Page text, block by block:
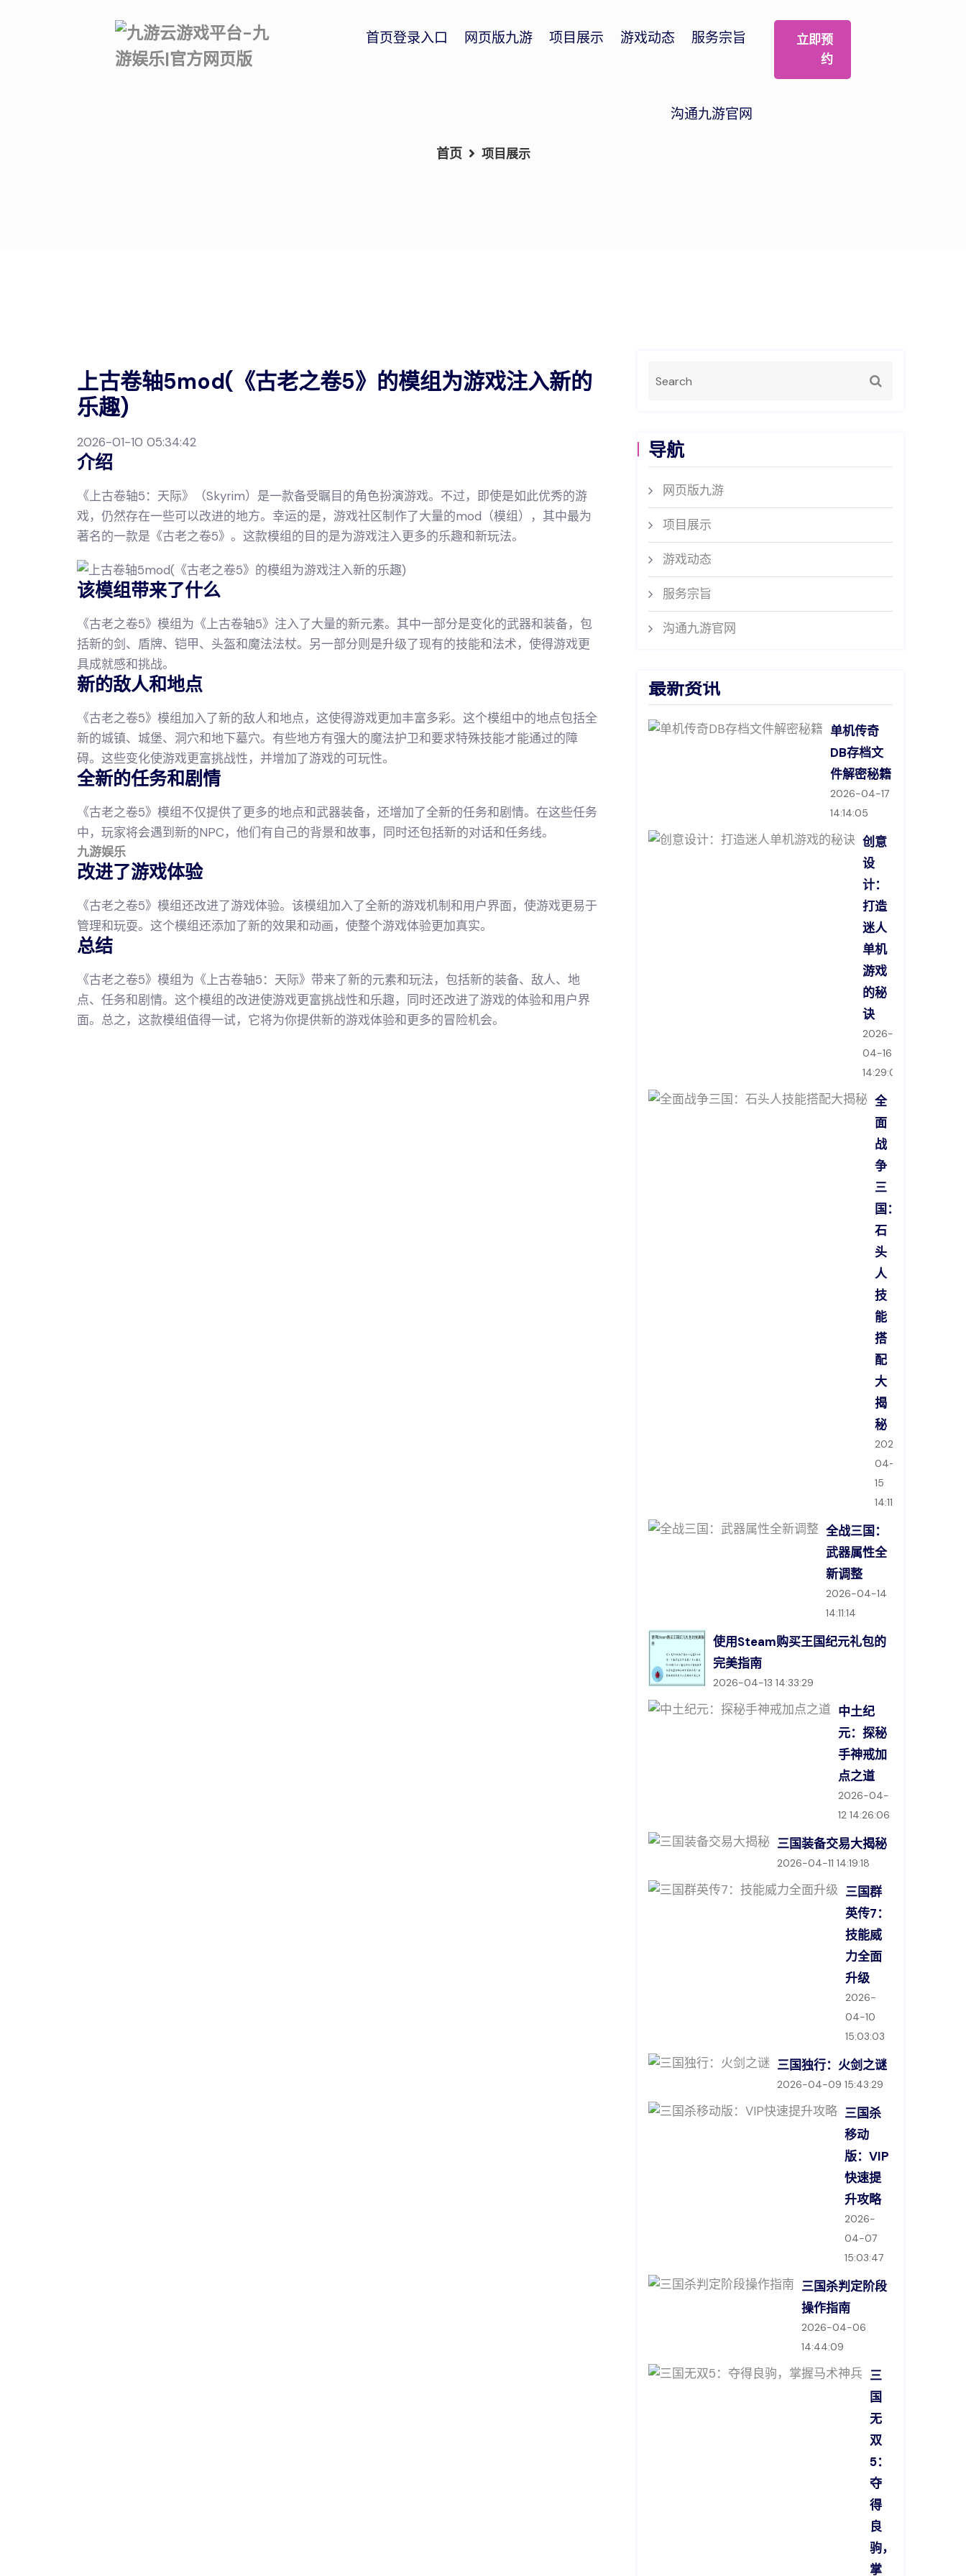
首页登录入口 网页版九游 项目展示 游戏动态 服务宗旨
沟通九游官网
立即预
约
首页 项目展示
上古卷轴5mod(《古老之卷5》的模组为游戏注入新的
乐趣)
2026-01-10 05:34:42
介绍
《上古卷轴5：天际》（Skyrim）是一款备受瞩目的角色扮演游戏。不过，即使是如此优秀的游
戏，仍然存在一些可以改进的地方。幸运的是，游戏社区制作了大量的mod（模组），其中最为
著名的一款是《古老之卷5》。这款模组的目的是为游戏注入更多的乐趣和新玩法。
该模组带来了什么
《古老之卷5》模组为《上古卷轴5》注入了大量的新元素。其中一部分是变化的武器和装备，包
括新的剑、盾牌、铠甲、头盔和魔法法杖。另一部分则是升级了现有的技能和法术，使得游戏更
具成就感和挑战。
新的敌人和地点
《古老之卷5》模组加入了新的敌人和地点，这使得游戏更加丰富多彩。这个模组中的地点包括全
新的城镇、城堡、洞穴和地下墓穴。有些地方有强大的魔法护卫和要求特殊技能才能通过的障
碍。这些变化使游戏更富挑战性，并增加了游戏的可玩性。
全新的任务和剧情
《古老之卷5》模组不仅提供了更多的地点和武器装备，还增加了全新的任务和剧情。在这些任务
中，玩家将会遇到新的NPC，他们有自己的背景和故事，同时还包括新的对话和任务线。
九游娱乐
改进了游戏体验
《古老之卷5》模组还改进了游戏体验。该模组加入了全新的游戏机制和用户界面，使游戏更易于
管理和玩耍。这个模组还添加了新的效果和动画，使整个游戏体验更加真实。
总结
《古老之卷5》模组为《上古卷轴5：天际》带来了新的元素和玩法，包括新的装备、敌人、地
点、任务和剧情。这个模组的改进使游戏更富挑战性和乐趣，同时还改进了游戏的体验和用户界
面。总之，这款模组值得一试，它将为你提供新的游戏体验和更多的冒险机会。
导航
网页版九游
项目展示
游戏动态
服务宗旨
沟通九游官网
最新资讯
单机传奇
DB存档文
件解密秘籍
2026-04-17
14:14:05
创意
设
计：
打造
迷人
单机
游戏
的秘
诀
2026-
04-16
14:29:01
全
面
战
争
三
国：
石
头
人
技
能
搭
配
大
揭
秘
2026-
04-
15
14:11:47
全战三国：
武器属性全
新调整
2026-04-14
14:11:14
使用Steam购买王国纪元礼包的
完美指南
2026-04-13 14:33:29
中土纪
元：探秘
手神戒加
点之道
2026-04-
12 14:26:06
三国装备交易大揭秘
2026-04-11 14:19:18
三国群
英传7：
技能威
力全面
升级
2026-
04-10
15:03:03
三国独行：火剑之谜
2026-04-09 15:43:29
三国杀
移动
版：VIP
快速提
升攻略
2026-
04-07
15:03:47
三国杀判定阶段
操作指南
2026-04-06
14:44:09
三
国
无
双
5：
夺
得
良
驹，
掌